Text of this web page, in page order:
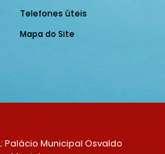
Telefones úteis
Mapa do Site
Palácio Municipal Osvaldo